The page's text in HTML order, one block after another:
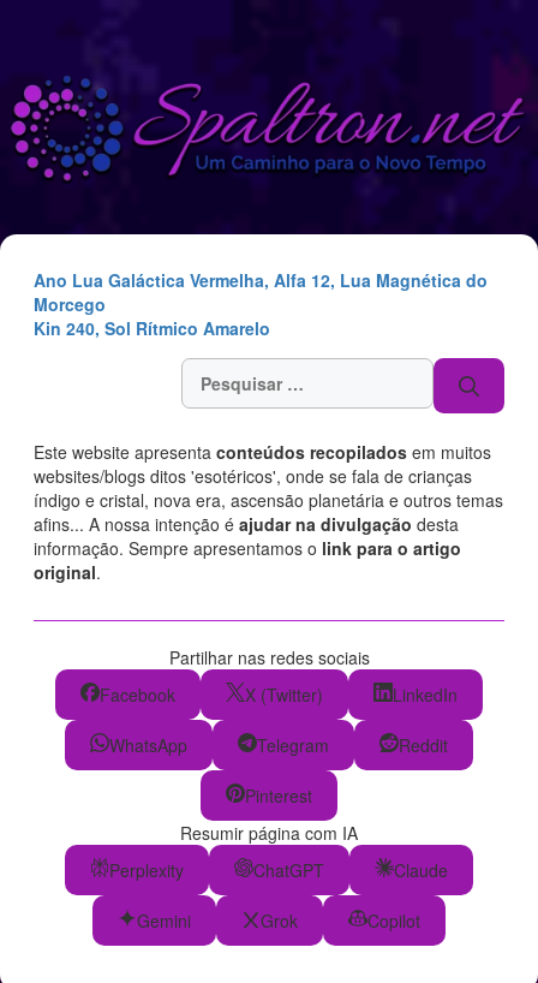
conteúdo
Ano Lua Galáctica Vermelha, Alfa 12, Lua Magnética do
Morcego
Kin 240, Sol Rítmico Amarelo
Pesquisar
por:
Este website apresenta conteúdos recopilados em muitos
websites/blogs ditos 'esotéricos', onde se fala de crianças
índigo e cristal, nova era, ascensão planetária e outros temas
afins... A nossa intenção é ajudar na divulgação desta
informação. Sempre apresentamos o link para o artigo
original.
Partilhar nas redes sociais
Facebook
X (Twitter) LinkedIn
WhatsApp Telegram Reddit
Pinterest
Resumir página com IA
Perplexity
ChatGPT Claude
Gemini Grok Copilot